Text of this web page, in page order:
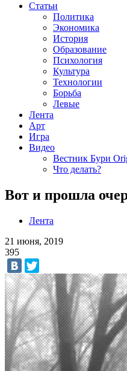
Статьи
Политика
Экономика
История
Образование
Психология
Культура
Технологии
Борьба
Левые
Лента
Арт
Игра
Видео
Вестник Бури
Что делать?
Вот и прошла
Лента
21 июня, 2019
395